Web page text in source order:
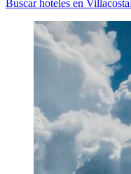
Buscar hoteles en Villacosta